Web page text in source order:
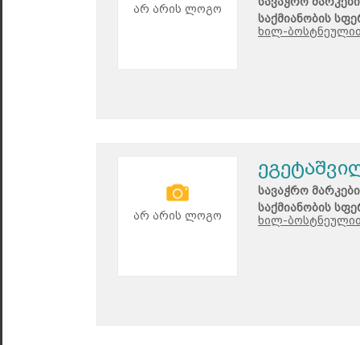
არ არის ლოგო
საქმიანობის
ხილ-
არ არის ლოგო
სავაჭრო
საქმიანობის
ხილ-